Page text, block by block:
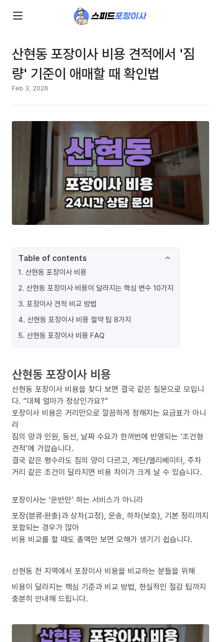
산현동 포장이사 비용 견적에서 '짐
량' 기준이 애매할 때 확인법
Feb 3, 2026
Table of contents
1. 산현동 포장이사 비용
2. 산현동 포장이사 비용이 달라지는 핵심 변수 10가지
3. 포장이사 견적 비교 방법
4. 산현동 포장이사 비용 절약 팁 8가지
5. 산현동 포장이사 비용 FAQ
산현동 포장이사 비용
산현동 포장이사 비용을 찾다 보면 결국 같은 질문으로 모입니
다. “대체 얼마가 정상인가요?”
포장이사 비용은 거리만으로 깔끔하게 정해지는 요금표가 아니
라
짐의 양과 인원, 동선, 날짜 수요가 한꺼번에 반영되는 ‘조건형
견적’에 가깝습니다.
결국 같은 평수라도 짐의 양이 다르고, 계단/엘리베이터, 주차
거리 같은 조건이 달라지면 비용 차이가 크게 날 수 있습니다.
포장이사는 ‘운반만’ 하는 서비스가 아니라
포장(분류·완충)과 상차(고정), 운송, 하차(보호), 기본 정리까지
포함되는 경우가 많아
비용 비교를 할 때도 총액만 보면 오해가 생기기 쉽습니다.
산현동 전 지역에서 포장이사 비용을 비교하는 분들을 위해
비용이 달라지는 핵심 기준과 비교 방법, 현실적인 절감 팁까지
충분히 안내해 드립니다.